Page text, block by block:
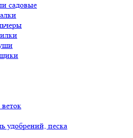
садовые
удобрений, песка